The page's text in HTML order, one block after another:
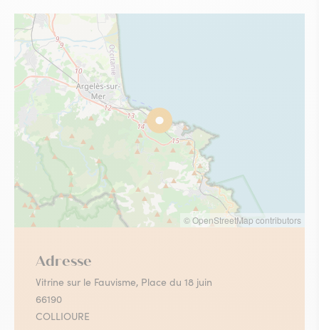
© OpenStreetMap contributors
Adresse
Vitrine sur le Fauvisme, Place du 18 juin
66190
COLLIOURE